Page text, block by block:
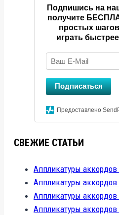
Подпишись на
получите
простых
играть
Подписаться
Предоставлено
СВЕЖИЕ СТАТЬИ
Аппликатуры
Аппликатуры аккордов
Аппликатуры
Аппликатуры